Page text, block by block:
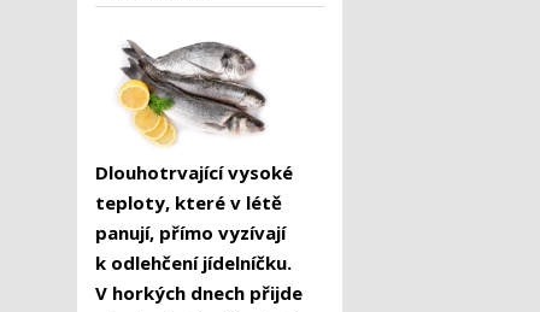
Dlouhotrvající vysoké
teploty, které v létě
panují, přímo vyzívají
k odlehčení jídelníčku.
V horkých dnech přijde